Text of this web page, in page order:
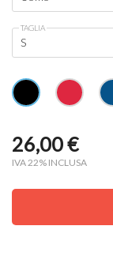
TAGLIA
26,00€
IVA 22% INCLUSA